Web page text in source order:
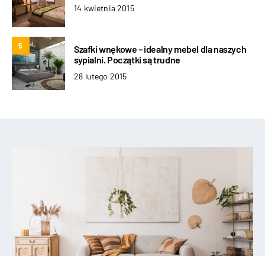
14 kwietnia 2015
5
Szafki wnękowe – idealny mebel dla naszych
sypialni. Początki są trudne
28 lutego 2015